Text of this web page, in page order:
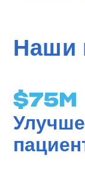
Наши
$75 M